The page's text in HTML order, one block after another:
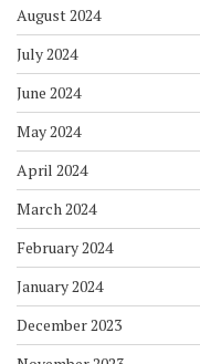
August 2024
July 2024
June 2024
May 2024
April 2024
March 2024
February 2024
January 2024
December 2023